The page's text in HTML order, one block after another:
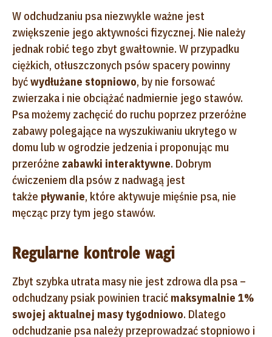
W odchudzaniu psa niezwykle ważne jest
zwiększenie jego aktywności fizycznej. Nie należy
jednak robić tego zbyt gwałtownie. W przypadku
ciężkich, otłuszczonych psów spacery powinny
byćwydłużane stopniowo, by nie forsować
zwierzaka i nie obciążać nadmiernie jego stawów.
Psa możemy zachęcić do ruchu poprzez przeróżne
zabawy polegające na wyszukiwaniu ukrytego w
domu lub w ogrodzie jedzenia i proponując mu
przeróżne zabawki interaktywne. Dobrym
ćwiczeniem dla psów z nadwagą jest
także pływanie, które aktywuje mięśnie psa, nie
męcząc przy tym jego stawów.
Regularne kontrole wagi
Zbyt szybka utrata masy nie jest zdrowa dla psa –
odchudzany psiak powinien tracić maksymalnie 1%
swojej aktualnej masy tygodniowo. Dlatego
odchudzanie psa należy przeprowadzać stopniowo i